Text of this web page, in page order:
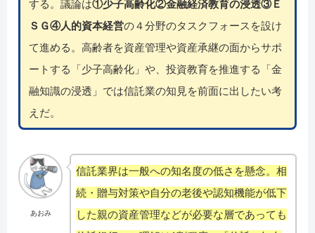
する。議論は①少子高齢化②金融経済教育の浸透③Ｅ
ＳＧ④人的資本経営の４分野のタスクフォースを設け
て進める。高齢者を資産管理や資産承継の面からサポ
ートする「少子高齢化」や、投資教育を推進する「金
融知識の浸透」では信託業の知見を前面に出したい考
えだ。
あおみ
信託業界は一般への知名度の低さを懸念。相
続・贈与対策や自分の老後や認知機能が低下
した親の資産管理などが必要な層であっても